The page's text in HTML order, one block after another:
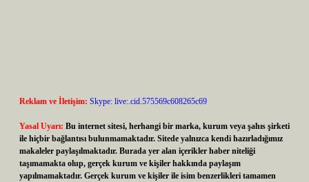
Reklam ve İletişim: Skype: live:.cid.575569c608265c69
Yasal Uyarı: Bu internet sitesi, herhangi bir marka, kurum veya şahıs şirketi
ile hiçbir bağlantısı bulunmamaktadır. Sitede yalnızca kendi hazırladığımız
makaleler paylaşılmaktadır. Burada yer alan içerikler haber niteliği
taşımamakta olup, gerçek kurum ve kişiler hakkında paylaşım
yapılmamaktadır. Gerçek kurum ve kişiler ile isim benzerlikleri tamamen